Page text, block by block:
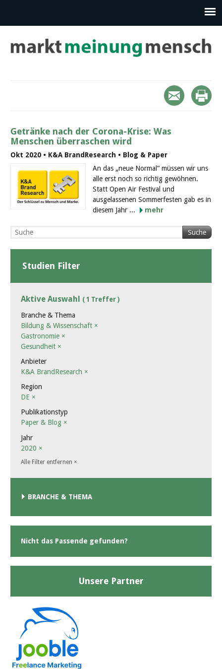
Getränke nach der Corona-Krise: Was
Menschen überraschen wird
Okt 2020 • K&A BrandResearch • Blog & Paper
An das „neue Normal“ müssen wir uns
alle erst noch so richtig gewöhnen.
Statt Open Air Festival und
ausgelassenen Sommerfesten gab es in
diesem Jahr ...
mehr
Suche
Studien Filter
Aktive Auswahl ( 1 Treffer )
Branche & Thema
Bildung & Wissenschaft ×
Gastronomie ×
Gesundheit ×
Anbieter
K&A BrandResearch ×
Region
DE ×
Publikationstyp
Paper & Blog ×
Jahr
2020 ×
Alle Filter entfernen ×
BRANCHE & THEMA
Nicht das Passende gefunden?
Unsere Partner